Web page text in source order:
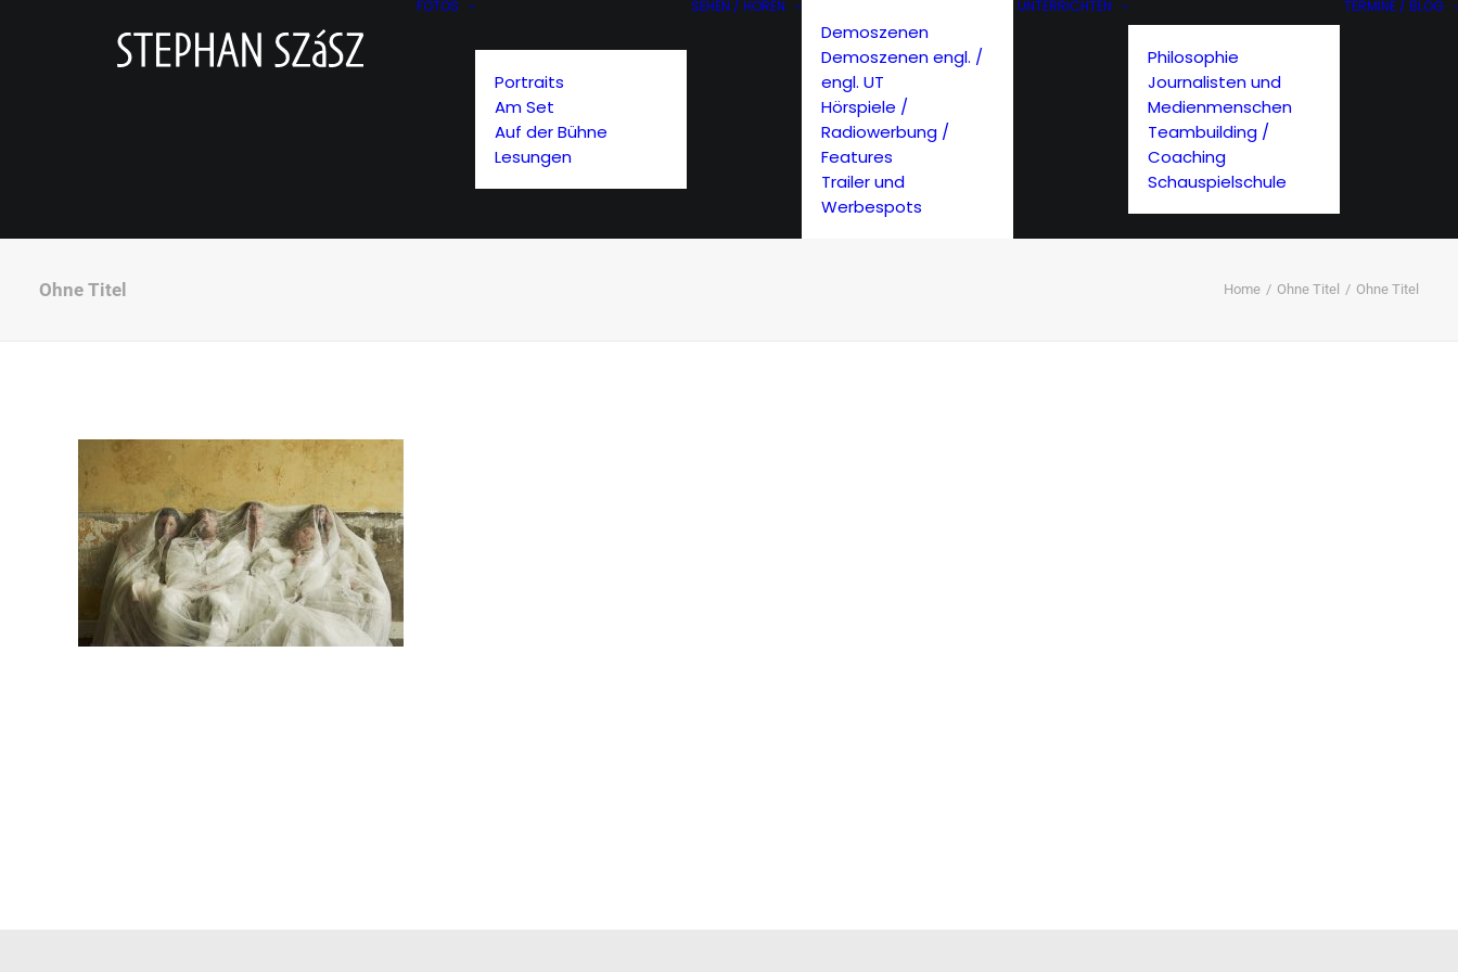
FOTOS
Portraits
Am Set
Auf der Bühne
Lesungen
SEHEN / HÖREN
Demoszenen
Demoszenen engl. /
engl. UT
Hörspiele /
Radiowerbung /
Features
Trailer und
Werbespots
UNTERRICHTEN
Philosophie
Journalisten und
Medienmenschen
Teambuilding /
Coaching
Schauspielschule
TERMINE / BLOG
Ohne Titel Home Ohne Titel Ohne Titel